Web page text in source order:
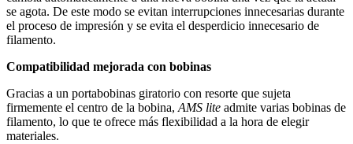
se agota. De este modo se evitan interrupciones innecesarias durante
el proceso de impresión y se evita el desperdicio innecesario de
filamento.
Compatibilidad mejorada con bobinas
Gracias a un portabobinas giratorio con resorte que sujeta
firmemente el centro de la bobina, AMS lite admite varias bobinas de
filamento, lo que te ofrece más flexibilidad a la hora de elegir
materiales.